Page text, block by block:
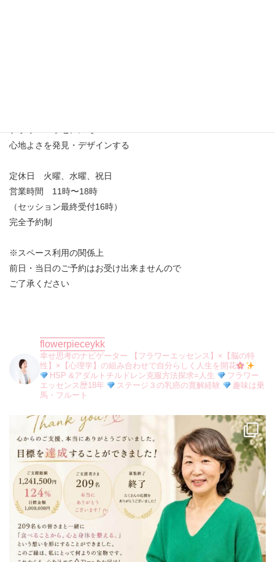
心地よさを発見・デザインする
定休日 火曜、水曜、祝日
営業時間 11時〜18時
（セッション最終受付16時）
完全予約制
※スペース利用の関係上
前日・当日のご予約はお受け出来ませんので
ご了承ください
flowerpieceykk
幸せ思考のナビゲーター 【フラワーエッセンス】×【脳の特
性】×【心理学】の組み合わせで自分らしく人生を開花
HSP &アダルトチルドレン克服方法探求=人生
フラワー
エッセンス歴18年
ステージ３の乳癌の寛解経験
趣味は乗
馬・フルート